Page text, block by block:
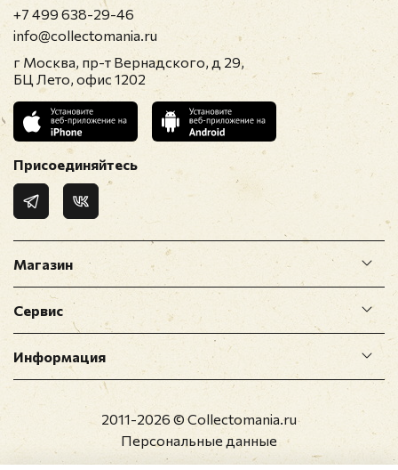
Магазин
Сервис
Информация
+7 499 638-29-46
info@collectomania.ru
г Москва, пр-т Вернадского, д 29,
БЦ Лето, офис 1202
Присоединяйтесь
2011-2026 © Collectomania.ru
Персональные данные